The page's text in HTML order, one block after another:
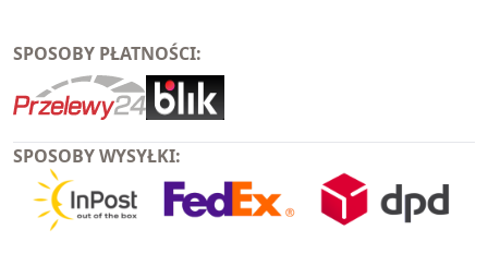
SPOSOBY PŁATNOŚCI:
SPOSOBY WYSYŁKI: